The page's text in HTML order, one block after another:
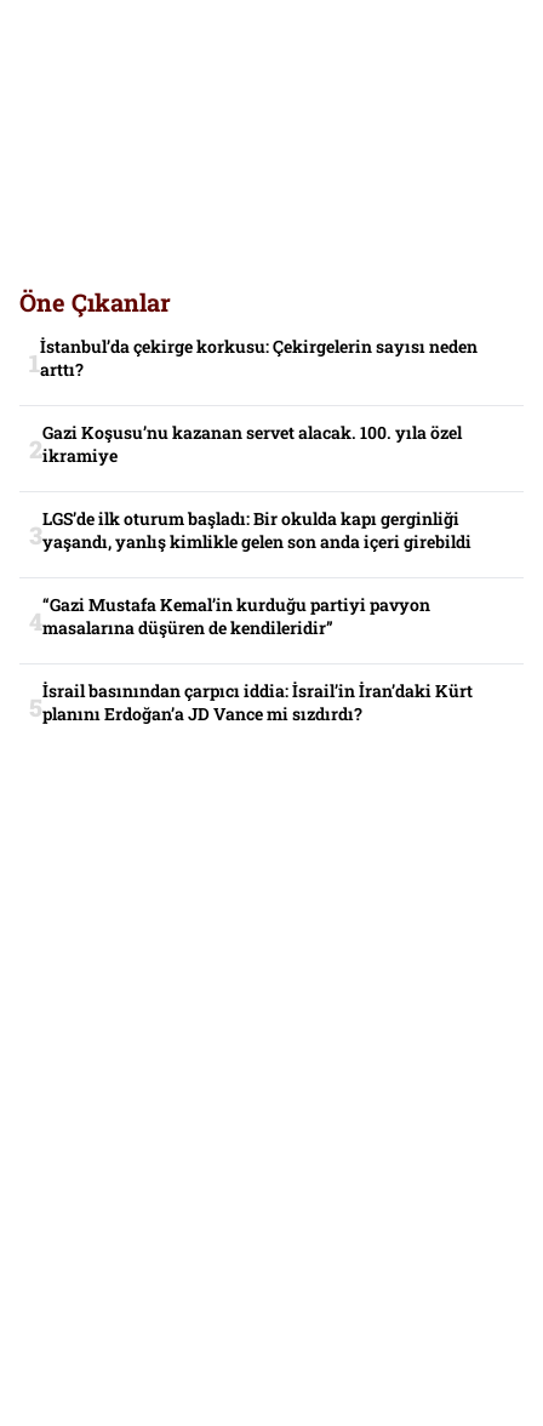
Öne Çıkanlar
İstanbul’da çekirge korkusu: Çekirgelerin sayısı neden
arttı?
Gazi Koşusu’nu kazanan servet alacak. 100. yıla özel
ikramiye
LGS’de ilk oturum başladı: Bir okulda kapı gerginliği
yaşandı, yanlış kimlikle gelen son anda içeri girebildi
“Gazi Mustafa Kemal’in kurduğu partiyi pavyon
masalarına düşüren de kendileridir”
İsrail basınından çarpıcı iddia: İsrail’in İran’daki Kürt
planını Erdoğan’a JD Vance mi sızdırdı?